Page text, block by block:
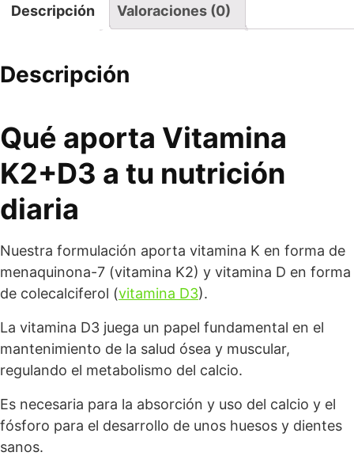
Descripción Valoraciones (0)
Descripción
Qué aporta Vitamina
K2+D3 a tu nutrición
diaria
Nuestra formulación aporta vitamina K en forma de
menaquinona-7 (vitamina K2) y vitamina D en forma
de colecalciferol (vitamina D3).
La vitamina D3 juega un papel fundamental en el
mantenimiento de la salud ósea y muscular,
regulando el metabolismo del calcio.
Es necesaria para la absorción y uso del calcio y el
fósforo para el desarrollo de unos huesos y dientes
sanos.